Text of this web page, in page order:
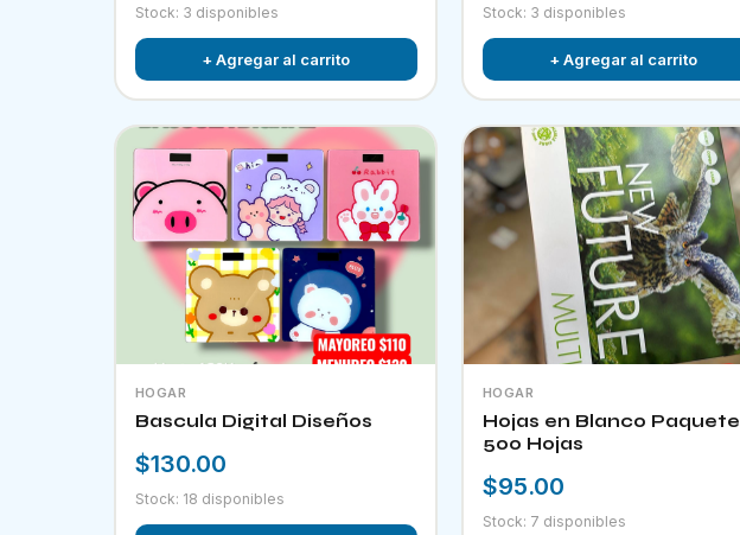
Stock: 3 disponibles
+ Agregar al carrito
Stock: 3 disponibles
+ Agregar al carrito
HOGAR
Bascula Digital Diseños
$130.00
Stock: 18 disponibles
HOGAR
Hojas en Blanco Paquete
500 Hojas
$95.00
Stock: 7 disponibles